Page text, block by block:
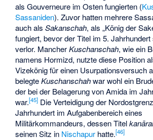
als Gouverneure im Osten fungierten (
Sassaniden). Zuvor hatten mehrere
auch alsSakanschah, als „König der
fungiert, bevor der Titel im 5.
verlor. MancherKuschanschah, wie ein
namens Hormizd, nutzte diese Position
Vizekönig für einen Usurpationsversuch
belegteKuschanschahwar wohl ein
der bei der Belagerung vonAmida im
war.[45] Die Verteidigung der
Jahrhundert im Aufgabenbereich eines
Militärkommandeurs, dessen Titel
seinen Sitz in Nischapur hatte.[46]